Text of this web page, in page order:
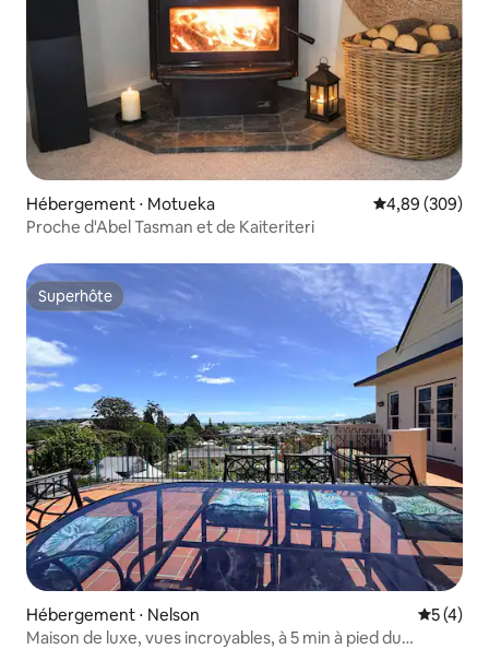
Hébergement ⋅ Motueka Évaluation
4,89 (309)
Proche d'Abel Tasman et de Kaiteriteri
Superhôte
Superhôte
Hébergement ⋅ Nelson
5 (4)
Maison de luxe, vues incroyables, à 5 min à pied du